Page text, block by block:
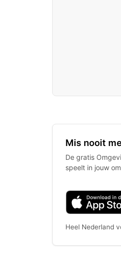
Mis nooit
De gratis
speelt in jouw
Heel Nederland